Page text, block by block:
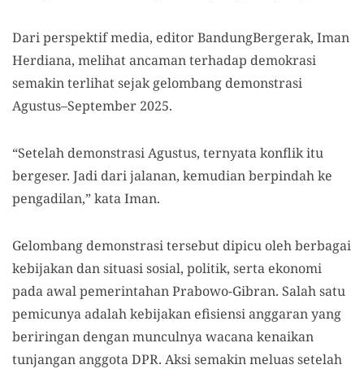
Dari perspektif media, editor BandungBergerak, Iman
Herdiana, melihat ancaman terhadap demokrasi
semakin terlihat sejak gelombang demonstrasi
Agustus–September 2025.
“Setelah demonstrasi Agustus, ternyata konflik itu
bergeser. Jadi dari jalanan, kemudian berpindah ke
pengadilan,” kata Iman.
Gelombang demonstrasi tersebut dipicu oleh berbagai
kebijakan dan situasi sosial, politik, serta ekonomi
pada awal pemerintahan Prabowo-Gibran. Salah satu
pemicunya adalah kebijakan efisiensi anggaran yang
beriringan dengan munculnya wacana kenaikan
tunjangan anggota DPR. Aksi semakin meluas setelah